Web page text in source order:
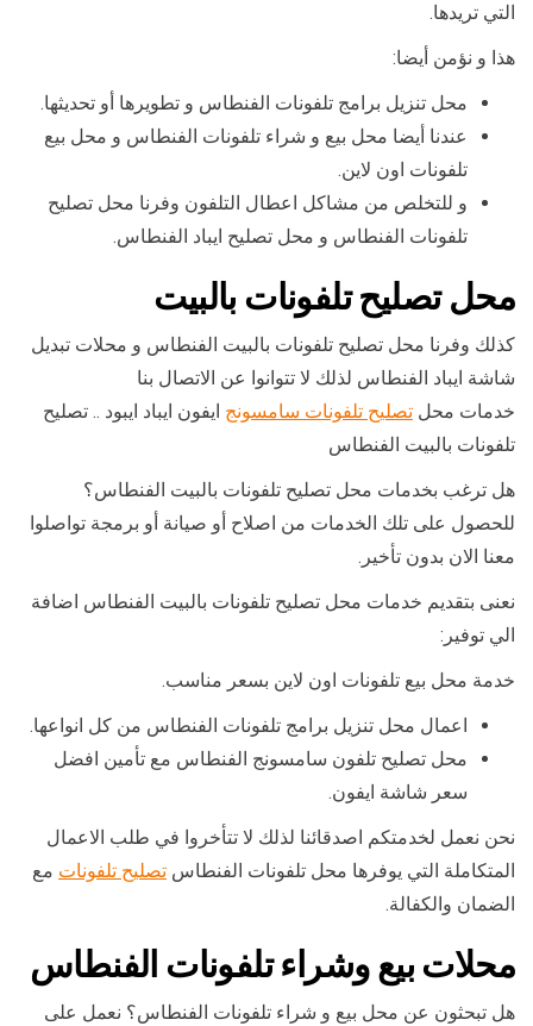
التي تريدها.
هذا و نؤمن أيضا:
محل تنزيل برامج تلفونات الفنطاس و تطويرها أو تحديثها.
عندنا أيضا محل بيع و شراء تلفونات الفنطاس و محل بيع
تلفونات اون لاين.
و للتخلص من مشاكل اعطال التلفون وفرنا محل تصليح
تلفونات الفنطاس و محل تصليح ايباد الفنطاس.
محل تصليح تلفونات بالبيت
كذلك وفرنا محل تصليح تلفونات بالبيت الفنطاس و محلات تبديل
شاشة ايباد الفنطاس لذلك لا تتوانوا عن الاتصال بنا
خدمات محل تصليح تلفونات سامسونج ايفون ايباد ايبود .. تصليح
تلفونات بالبيت الفنطاس
هل ترغب بخدمات محل تصليح تلفونات بالبيت الفنطاس؟
للحصول على تلك الخدمات من اصلاح أو صيانة أو برمجة تواصلوا
معنا الان بدون تأخير.
نعنى بتقديم خدمات محل تصليح تلفونات بالبيت الفنطاس اضافة
الي توفير:
خدمة محل بيع تلفونات اون لاين بسعر مناسب.
اعمال محل تنزيل برامج تلفونات الفنطاس من كل انواعها.
محل تصليح تلفون سامسونج الفنطاس مع تأمين افضل
سعر شاشة ايفون.
نحن نعمل لخدمتكم اصدقائنا لذلك لا تتأخروا في طلب الاعمال
المتكاملة التي يوفرها محل تلفونات الفنطاس تصليح تلفونات مع
الضمان والكفالة.
محلات بيع وشراء تلفونات الفنطاس
هل تبحثون عن محل بيع و شراء تلفونات الفنطاس؟ نعمل على